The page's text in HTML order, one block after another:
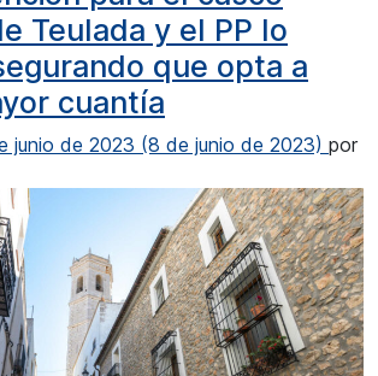
Teulada y el PP lo
que opta a
cuantía
junio de 2023 (8 de junio de 2023) por